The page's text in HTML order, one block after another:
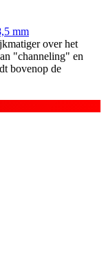
mm
over het
"channeling" en
bovenop de